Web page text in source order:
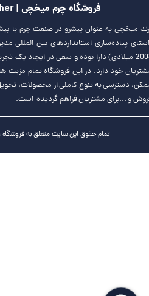
فروشگاه چرم میخچی | Mikhchi Leather
2008 میلادی) دارا بوده و سعی در ایجاد یک
خود دارد. در این فروشگاه تمام
دسترسی به تنوع کاملی از محصولات،
و ...برای مشتریان فراهم گردیده است.
تمام حقوق این سایت متعلق به